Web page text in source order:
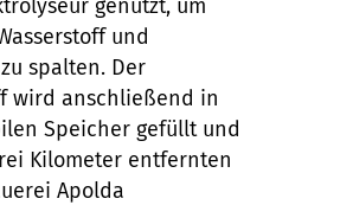
genutzt, um
und
spalten. Der
wird anschließend in
Speicher gefüllt und
Kilometer entfernten
Apolda